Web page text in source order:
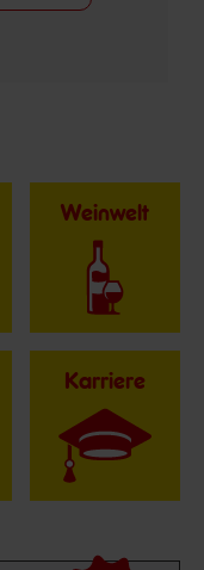
Weinwelt
Karriere